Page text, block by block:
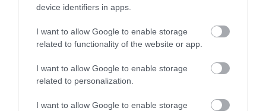
device identifiers in apps.
I want to allow Google to enable storage
related to functionality of the website or app.
I want to allow Google to enable storage
related to personalization.
I want to allow Google to enable storage